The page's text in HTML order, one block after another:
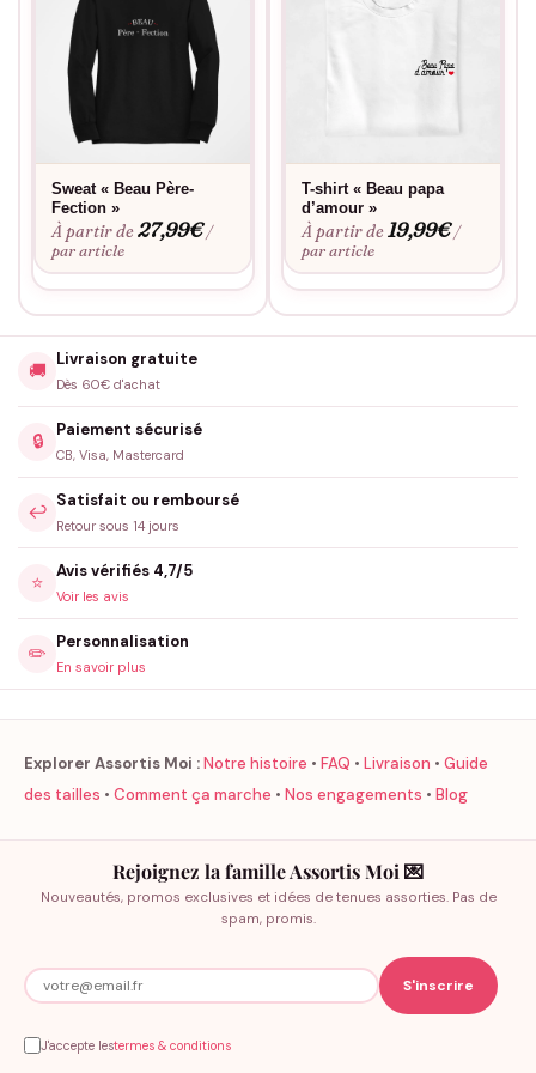
Sweat « Beau Père-
Fection »
À partir de27,99€ /
par article
T-shirt « Beau papa
d’amour »
À partir de19,99€ /
par article
🚚
Livraison gratuite
Dès 60€ d'achat
🔒
Paiement sécurisé
CB, Visa, Mastercard
↩️
Satisfait ou remboursé
Retour sous 14 jours
⭐
Avis vérifiés 4,7/5
Voir les avis
✏️
Personnalisation
En savoir plus
Explorer Assortis Moi :Notre histoire • FAQ • Livraison • Guide
des tailles • Comment ça marche • Nos engagements • Blog
Rejoignez la famille Assortis Moi 💌
Nouveautés, promos exclusives et idées de tenues assorties. Pas de
spam, promis.
J'accepte lestermes & conditions